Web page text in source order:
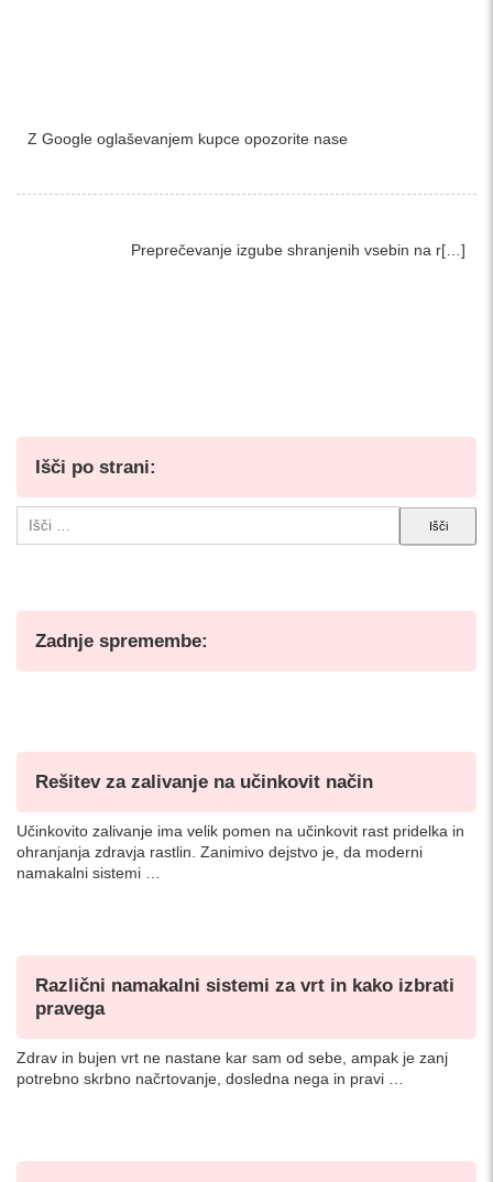
Z Google oglaševanjem kupce opozorite nase
Preprečevanje izgube shranjenih vsebin na r[…]
Išči po strani:
Zadnje spremembe:
Rešitev za zalivanje na učinkovit način
Učinkovito zalivanje ima velik pomen na učinkovit rast pridelka in
ohranjanja zdravja rastlin. Zanimivo dejstvo je, da moderni
namakalni sistemi …
Različni namakalni sistemi za vrt in kako izbrati
pravega
Zdrav in bujen vrt ne nastane kar sam od sebe, ampak je zanj
potrebno skrbno načrtovanje, dosledna nega in pravi …